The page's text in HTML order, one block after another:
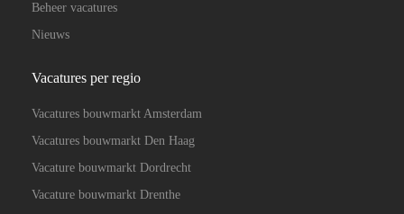
Beheer vacatures
Nieuws
Vacatures per regio
Vacatures bouwmarkt Amsterdam
Vacatures bouwmarkt Den Haag
Vacature bouwmarkt Dordrecht
Vacature bouwmarkt Drenthe